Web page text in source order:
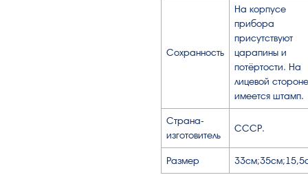
Сохранность
На корпусе
прибора
присутствуют
царапины и
потёртости. На
лицевой стороне
имеется штамп.
Страна-
изготовитель
СССР.
Размер